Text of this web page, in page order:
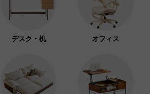
デスク・机 オフィス